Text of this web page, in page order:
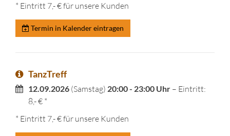
* Eintritt 7,- € für unsere Kunden
Termin in Kalender eintragen
TanzTreff
12.09.2026 (Samstag) 20:00 - 23:00 Uhr – Eintritt:
8,- € *
* Eintritt 7,- € für unsere Kunden